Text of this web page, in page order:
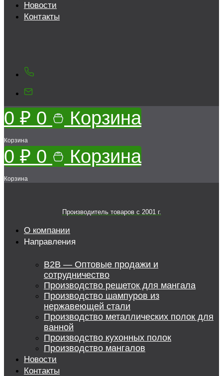
Новости
Контакты
0 ₽ 0 Корзина
Корзина
0 ₽ 0 Корзина
Корзина
Производитель товаров c 2001 г.
О компании
Направления
B2B — Оптовые продажи и
сотрудничество
Производство решеток для мангала
Производство шампуров из
нержавеющей стали
Производство металлических полок для
ванной
Производство кухонных полок
Производство мангалов
Новости
Контакты